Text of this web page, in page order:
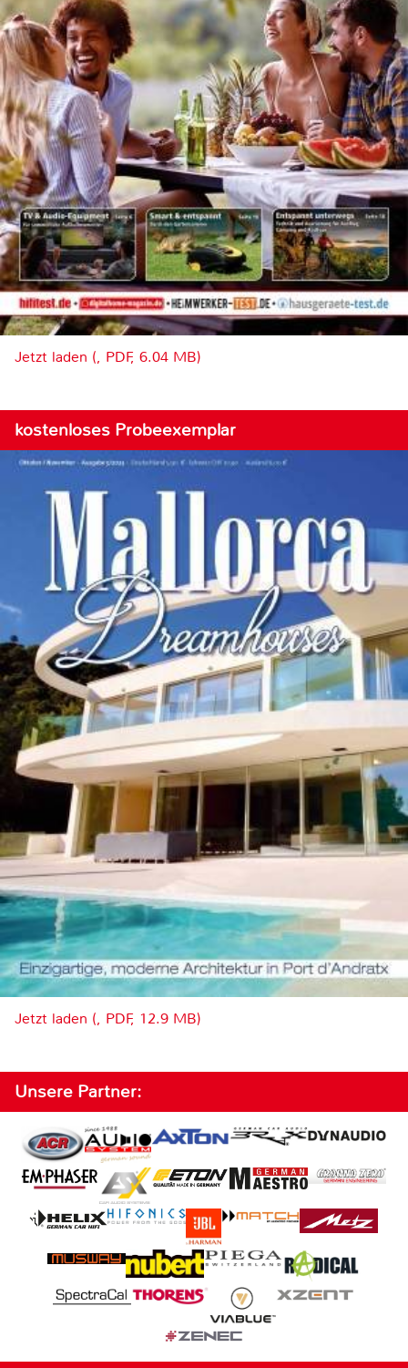
Jetzt laden (, PDF, 6.04 MB)
kostenloses Probeexemplar
Jetzt laden (, PDF, 12.9 MB)
Unsere Partner: